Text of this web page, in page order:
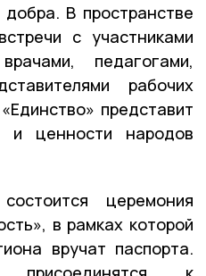
В пространстве
с участниками
педагогами,
рабочих
представит
и ценности народов
церемония
в рамках которой
вручат паспорта.